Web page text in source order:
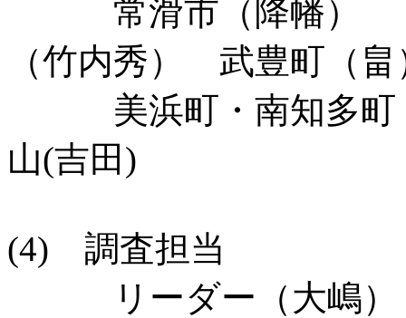
常滑市（降幡） 阿
（竹内秀） 武豊町（畠
美浜町・南知
山(吉田)
(4) 調査担当
リーダー（大嶋）